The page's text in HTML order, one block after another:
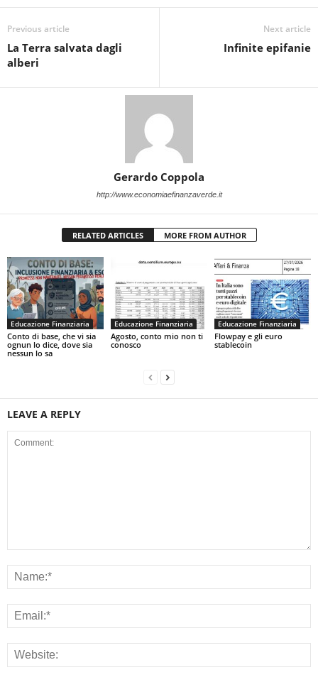
Previous article
La Terra salvata dagli
alberi
Next article
Infinite epifanie
Gerardo Coppola
http://www.economiaefinanzaverde.it
RELATED ARTICLES MORE FROM AUTHOR
Educazione Finanziaria
Conto di base, che vi sia
ognun lo dice, dove sia
nessun lo sa
Educazione Finanziaria
Agosto, conto mio non ti
conosco
Educazione Finanziaria
Flowpay e gli euro
stablecoin
LEAVE A REPLY